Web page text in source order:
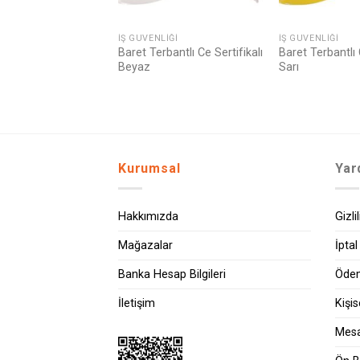
İŞ GÜVENLIĞI
Baret Terbantlı Ce Sertifikalı
Beyaz
İŞ GÜVENLIĞI
Baret Terbantlı
Sarı
Kurumsal
Hakkımızda
Mağazalar
Banka Hesap Bilgileri
İletişim
İptal